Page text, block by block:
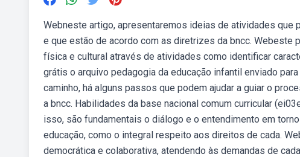
Webneste artigo, apresentaremos ideias de atividades
e que estão de acordo com as diretrizes da bncc.
física e cultural através de atividades como identificar
grátis o arquivo pedagogia da educação infantil enviado
caminho, há alguns passos que podem ajudar a guiar o
a bncc. Habilidades da base nacional comum curricular
isso, são fundamentais o diálogo e o entendimento em
educação, como o integral respeito aos direitos de cada.
democrática e colaborativa, atendendo às demandas de